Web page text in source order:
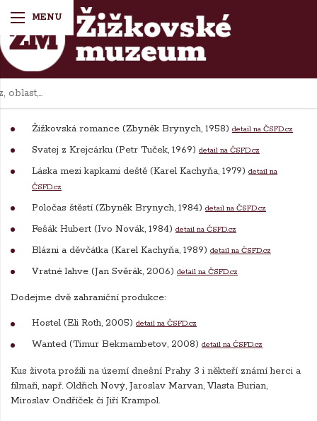
Filmografie
Filmografie
Žižkovská romance (Zbyněk Brynych, 1958) detail na ČSFD.cz
Svatej z Krejcárku (Petr Tuček, 1969) detail na ČSFD.cz
Láska mezi kapkami deště (Karel Kachyňa, 1979) detail na
ČSFD.cz
Poločas štěstí (Zbyněk Brynych, 1984) detail na ČSFD.cz
Fešák Hubert (Ivo Novák, 1984) detail na ČSFD.cz
Blázni a děvčátka (Karel Kachyňa, 1989) detail na ČSFD.cz
Vratné lahve (Jan Svěrák, 2006) detail na ČSFD.cz
Dodejme dvě zahraniční produkce:
Hostel (Eli Roth, 2005) detail na ČSFD.cz
Wanted (Timur Bekmambetov, 2008) detail na ČSFD.cz
Kus života prožili na území dnešní Prahy 3 i někteří známí herci a
filmaři, např. Oldřich Nový, Jaroslav Marvan, Vlasta Burian,
Miroslav Ondříček či Jiří Krampol.